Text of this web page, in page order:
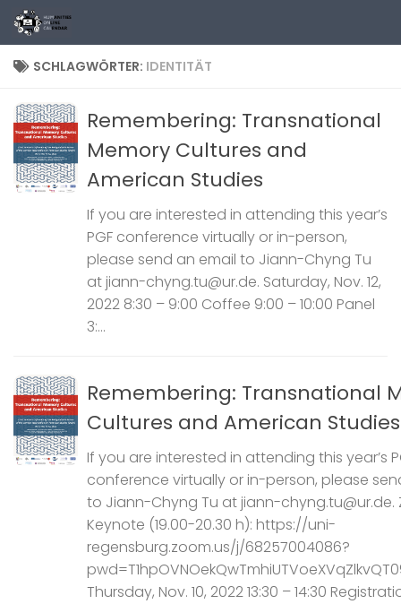
Zum Inhalt springen
SCHLAGWÖRTER: IDENTITÄT
Remembering: Transnational
Memory Cultures and
American Studies
If you are interested in attending this year’s
PGF conference virtually or in-person,
please send an email to Jiann-Chyng Tu
at jiann-chyng.tu@ur.de. Saturday, Nov. 12,
2022 8:30 – 9:00 Coffee 9:00 – 10:00 Panel
3:...
Remembering: Transnational
Cultures and American Studies
If you are interested in attending this year’s
conference virtually or in-person, please
to Jiann-Chyng Tu at jiann-chyng.tu@ur.de.
Keynote (19.00-20.30 h): https://uni-
regensburg.zoom.us/j/68257004086?
Thursday, Nov. 10, 2022 13:30 – 14:30